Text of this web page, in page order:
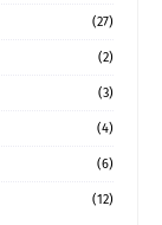
(27)
(2)
(3)
(4)
(6)
(12)